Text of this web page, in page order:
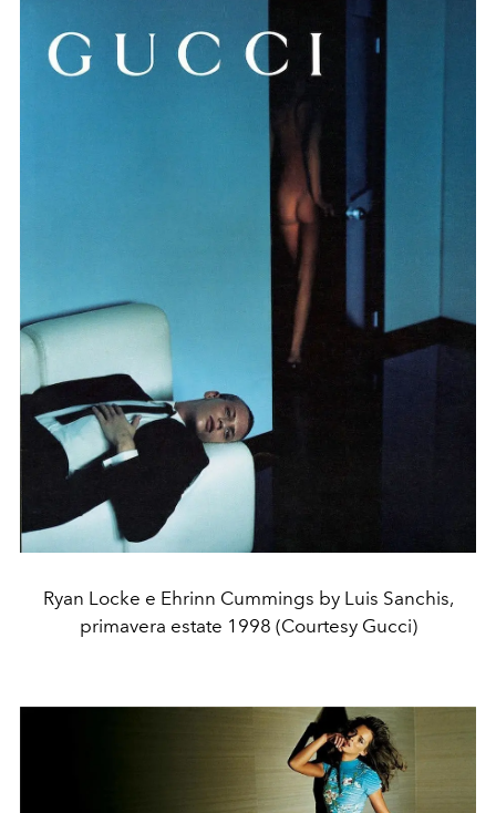
Ryan Locke e Ehrinn Cummings by Luis Sanchis,
primavera estate 1998 (Courtesy Gucci)